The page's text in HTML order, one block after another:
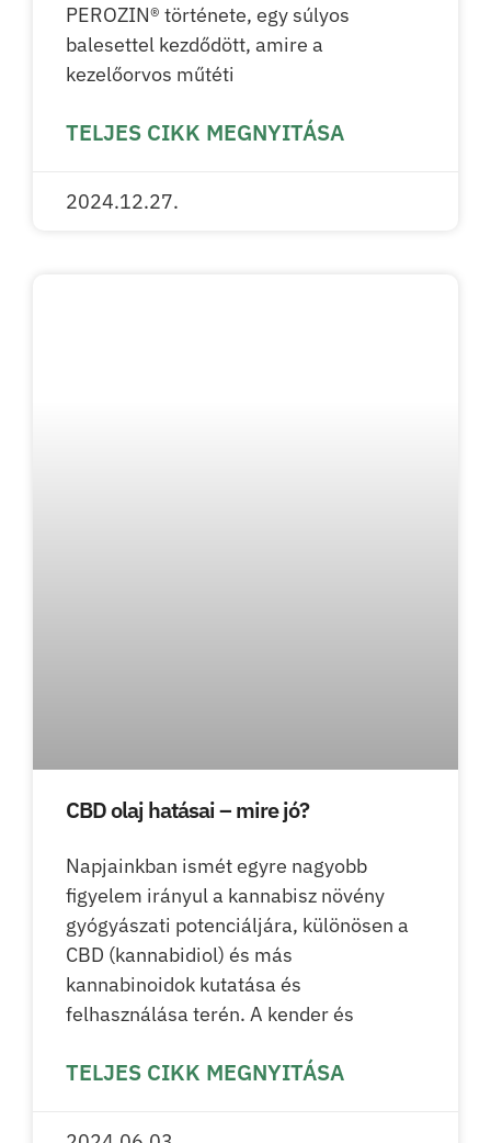
PEROZIN® története, egy súlyos
balesettel kezdődött, amire a
kezelőorvos műtéti
TELJES CIKK MEGNYITÁSA
2024.12.27.
CBD olaj hatásai – mire jó?
Napjainkban ismét egyre nagyobb
figyelem irányul a kannabisz növény
gyógyászati potenciáljára, különösen a
CBD (kannabidiol) és más
kannabinoidok kutatása és
felhasználása terén. A kender és
TELJES CIKK MEGNYITÁSA